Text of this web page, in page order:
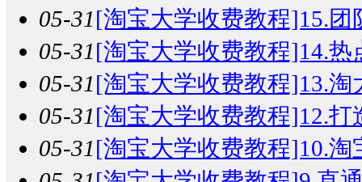
05-31[淘宝大学收费教程]15.团
05-31[淘宝大学收费教程]14.热
05-31[淘宝大学收费教程]13.淘
05-31[淘宝大学收费教程]12.打
05-31[淘宝大学收费教程]10.淘